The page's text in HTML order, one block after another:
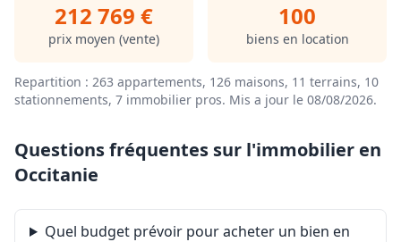
212 769 €
prix moyen (vente)
100
biens en location
Repartition : 263 appartements, 126 maisons, 11 terrains, 10
stationnements, 7 immobilier pros. Mis a jour le 08/08/2026.
Questions fréquentes sur l'immobilier en
Occitanie
Quel budget prévoir pour acheter un bien en